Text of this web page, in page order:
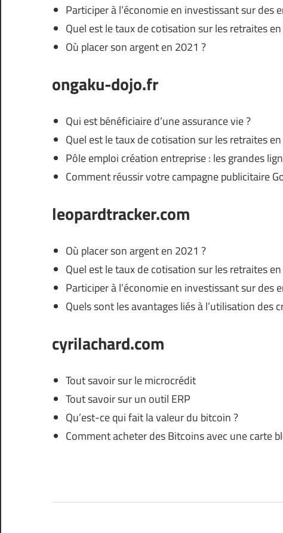
Participer à l’économie en investissant sur des
Quel est le taux de cotisation sur les retraites
Où placer son argent en 2021 ?
ongaku-dojo.fr
Qui est bénéficiaire d’une assurance vie ?
Quel est le taux de cotisation sur les retraites
Pôle emploi création entreprise : les grandes
Comment réussir votre campagne publicitaire
leopardtracker.com
Où placer son argent en 2021 ?
Quel est le taux de cotisation sur les retraites
Participer à l’économie en investissant sur des
Quels sont les avantages liés à l’utilisation des
cyrilachard.com
Tout savoir sur le microcrédit
Tout savoir sur un outil ERP
Qu’est-ce qui fait la valeur du bitcoin ?
Comment acheter des Bitcoins avec une carte